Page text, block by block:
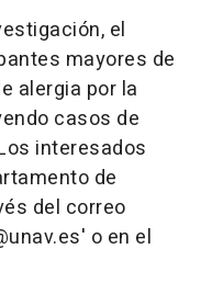
el
mayores de
alergia por la
casos de
interesados
de
del correo
o en el